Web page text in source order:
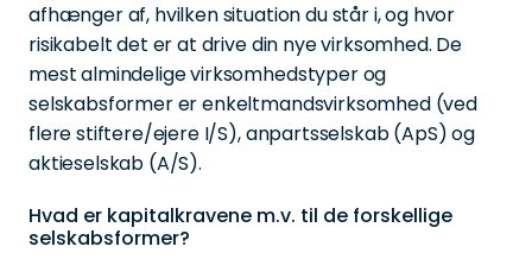
afhænger af, hvilken situation du står i, og hvor
risikabelt det er at drive din nye virksomhed. De
mest almindelige virksomhedstyper og
selskabsformer er enkeltmandsvirksomhed (ved
flere stiftere/ejere I/S), anpartsselskab (ApS) og
aktieselskab (A/S).
Hvad er kapitalkravene m.v. til de forskellige
selskabsformer?